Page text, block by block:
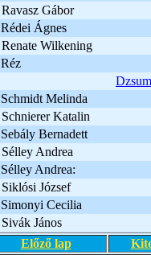
Ravasz Gábor
Rédei Ágnes
Renate Wilkening
Réz
Schmidt Melinda
Schnierer Katalin
Sebály Bernadett
Sélley Andrea
Sélley Andrea:
Siklósi József
Simonyi Cecilia
Sivák János
Előző lap